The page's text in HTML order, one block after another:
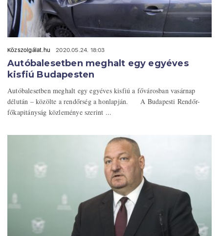
Közszolgálat.hu 2020.05.24. 18:03
Autóbalesetben meghalt egy egyéves
kisfiú Budapesten
Autóbalesetben meghalt egy egyéves kisfiú a fővárosban vasárnap
délután – közölte a rendőrség a honlapján. A Budapesti Rendőr-
főkapitányság közleménye szerint ...